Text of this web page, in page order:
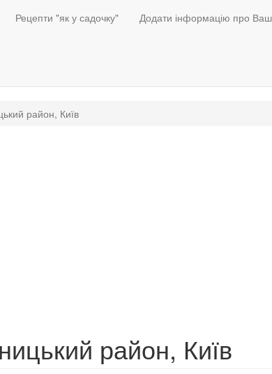
Рецепти "як у садочку" Додати інформацію про
район, Київ
район, Київ